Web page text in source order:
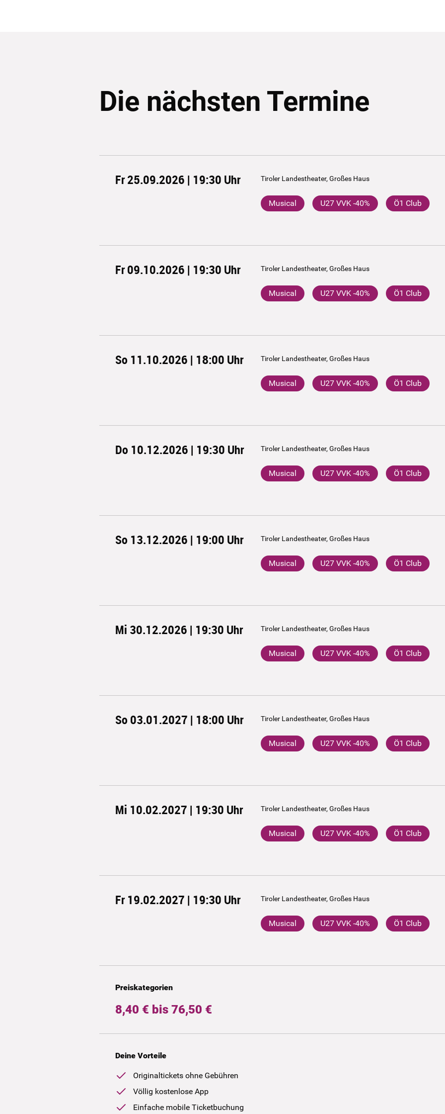
Die nächsten Termine
Fr 25.09.2026 | 19:30 Uhr Tiroler Landestheater, Großes Haus
Musical U27 VVK -40% Ö1 Club
Fr 09.10.2026 | 19:30 Uhr Tiroler Landestheater, Großes Haus
Musical U27 VVK -40% Ö1 Club
So 11.10.2026 | 18:00 Uhr Tiroler Landestheater, Großes Haus
Musical U27 VVK -40% Ö1 Club
Do 10.12.2026 | 19:30 Uhr Tiroler Landestheater, Großes Haus
Musical U27 VVK -40% Ö1 Club
So 13.12.2026 | 19:00 Uhr Tiroler Landestheater, Großes Haus
Musical U27 VVK -40% Ö1 Club
Mi 30.12.2026 | 19:30 Uhr Tiroler Landestheater, Großes Haus
Musical U27 VVK -40% Ö1 Club
So 03.01.2027 | 18:00 Uhr Tiroler Landestheater, Großes Haus
Musical U27 VVK -40% Ö1 Club
Mi 10.02.2027 | 19:30 Uhr Tiroler Landestheater, Großes Haus
Musical U27 VVK -40% Ö1 Club
Fr 19.02.2027 | 19:30 Uhr Tiroler Landestheater, Großes Haus
Musical U27 VVK -40% Ö1 Club
Preiskategorien
8,40 € bis 76,50 €
Deine Vorteile
Originaltickets ohne Gebühren
Völlig kostenlose App
Einfache mobile Ticketbuchung